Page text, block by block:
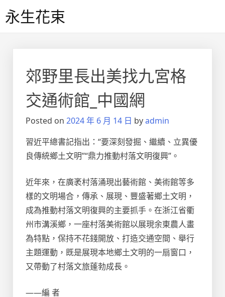
to永生花束
郊野里長出美找九宮格
交通術館_中國網
Posted on 2024 年 6 月 14 日 byadmin
習近平總書記指出：“要深刻發掘、繼續、立異優
良傳統鄉土文明”“鼎力推動村落文明復興”。
近年來，在廣袤村落涌現出藝術館、美術館等多
樣的文明場合，傳承、展現、豐盛著鄉土文明，
成為推動村落文明復興的主要抓手。在浙江省衢
州市溝溪鄉，一座村落美術館以展現余東農人畫
為特點，保持不花錢開放、打造交通空間、舉行
主題運動，既是展現本地鄉土文明的一扇窗口，
又帶動了村落文旅蓬勃成長。
——編 者